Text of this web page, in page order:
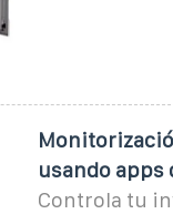
usando apps
Controla tu